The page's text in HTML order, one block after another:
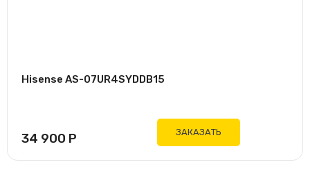
Hisense AS-07UR4SYDDB15
34 900 Р ЗАКАЗАТЬ